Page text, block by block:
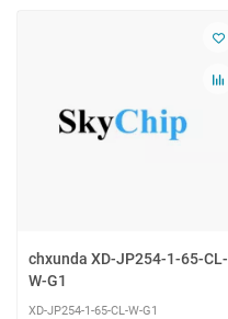
chxunda XD-JP254-1-65-CL-
W-G1
XD-JP254-1-65-CL-W-G1